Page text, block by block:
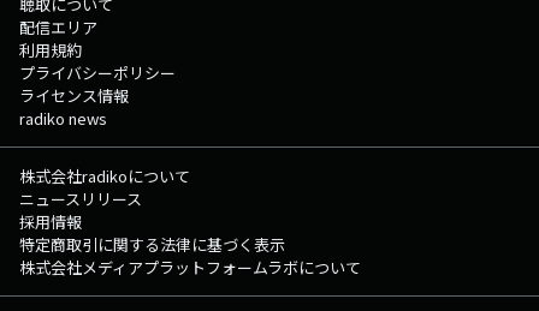
配信エリア
利用規約
プライバシーポリシー
ライセンス情報
radiko news
株式会社radikoについて
ニュースリリース
採用情報
特定商取引に関する法律に基づく表示
株式会社メディアプラットフォームラボについて